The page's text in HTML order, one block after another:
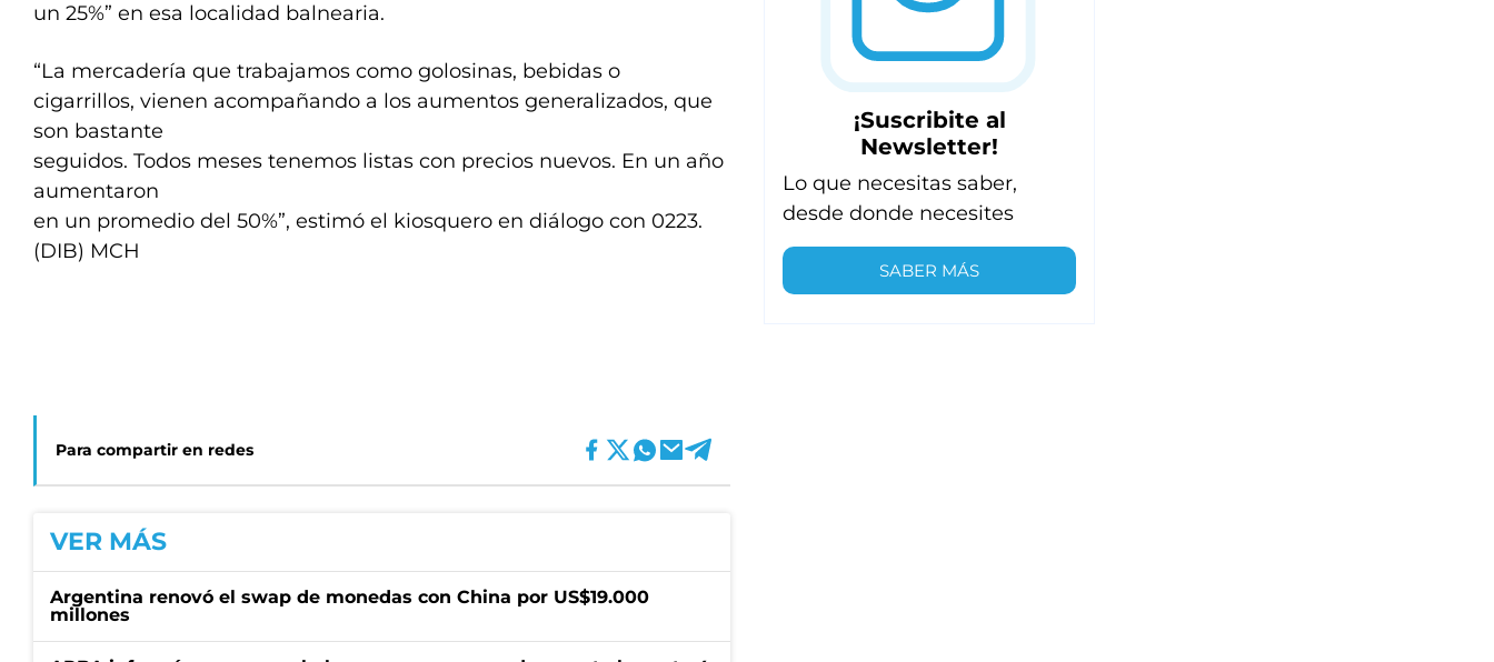
un 25%” en esa localidad balnearia.
“La mercadería que trabajamos como golosinas, bebidas o
cigarrillos, vienen acompañando a los aumentos generalizados, que
son bastante
seguidos. Todos meses tenemos listas con precios nuevos. En un año
aumentaron
en un promedio del 50%”, estimó el kiosquero en diálogo con 0223.
(DIB) MCH
Para compartir en redes
VER MÁS
Argentina renovó el swap de monedas con China por US$19.000
millones
¡Suscribite al
Newsletter!
Lo que necesitas saber,
desde donde necesites
SABER MÁS